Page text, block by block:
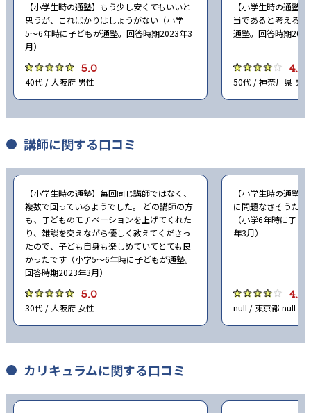
光泉カトリック中学校 -
洛星中学校
-
京都女子中学校 -
同志社女子中学校 -
ノートルダム女学院中学校 -
京都聖母学院中学校
洛南高等学校附属中学校 -
-
【小学生時の通塾】もう少し安くてもいいと
思うが、こればかりはしょうがない（小学
5〜6年時に子どもが通塾。回答時期2023年3
月）
5.0
40代 / 大阪府 男性
【小学生時の通塾
当であると考える
通塾。回答時期
4.0
50代 / 神奈川県 男性
講師に関する口コミ
【小学生時の通塾】毎回同じ講師ではなく、
複数で回っているようでした。 どの講師の方
も、子どものモチベーションを上げてくれた
り、雑談を交えながら優しく教えてくださっ
たので、子ども自身も楽しめていてとても良
かったです（小学5〜6年時に子どもが通塾。
回答時期2023年3月）
5.0
30代 / 大阪府 女性
【小学生時の通塾
に問題なさそうだ
（小学6年時に子
年3月）
4.0
null / 東京都 null
カリキュラムに関する口コミ